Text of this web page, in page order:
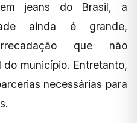
jeans do Brasil, a
ainda é grande,
que não
município. Entretanto,
necessárias para